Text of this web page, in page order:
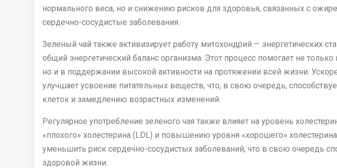
нормального веса, но и снижению рисков для здоровья, связанных с
сердечно-сосудистые заболевания.
Зеленый чай также активизирует работу митохондрий — энергетических
общий энергетический баланс организма. Этот процесс помогает не
но и в поддержании высокой активности на протяжении всей жизни.
улучшает усвоение питательных веществ, что, в свою очередь,
клеток и замедлению возрастных изменений.
Регулярное употребление зеленого чая также влияет на уровень
«плохого» холестерина (LDL) и повышению уровня «хорошего»
уменьшить риск сердечно-сосудистых заболеваний, что в свою очередь
здоровой жизни.